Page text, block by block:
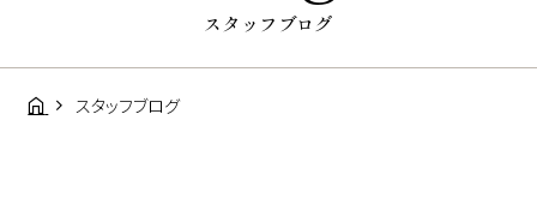
スタッフブログ
スタッフブログ